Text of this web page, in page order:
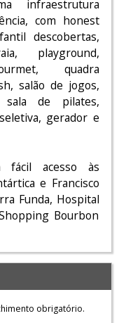
infraestrutura
com honest
descobertas,
playground,
quadra
salão de jogos,
sala de pilates,
gerador e
fácil acesso às
e Francisco
Funda, Hospital
Bourbon
obrigatório.